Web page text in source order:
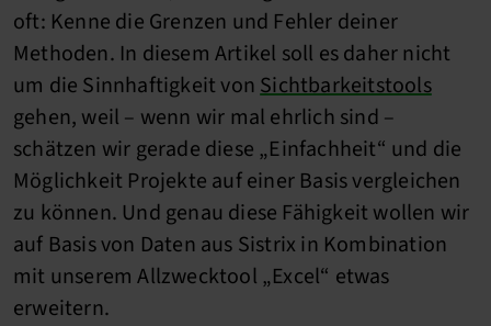
oft: Kenne die Grenzen und Fehler deiner
Methoden. In diesem Artikel soll es daher nicht
um die Sinnhaftigkeit vonSichtbarkeitstools
gehen, weil – wenn wir mal ehrlich sind –
schätzen wir gerade diese „Einfachheit“ und die
Möglichkeit Projekte auf einer Basis vergleichen
zu können. Und genau diese Fähigkeit wollen wir
auf Basis von Daten aus Sistrix in Kombination
mit unserem Allzwecktool „Excel“ etwas
erweitern.